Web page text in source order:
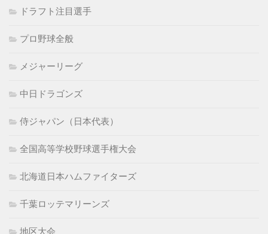
ドラフト注目選手
プロ野球全般
メジャーリーグ
中日ドラゴンズ
侍ジャパン（日本代表）
全国高等学校野球選手権大会
北海道日本ハムファイターズ
千葉ロッテマリーンズ
地区大会